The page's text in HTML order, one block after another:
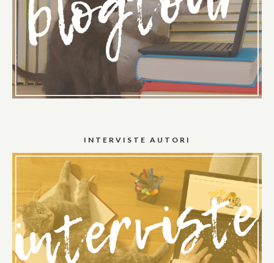
INTERVISTE AUTORI